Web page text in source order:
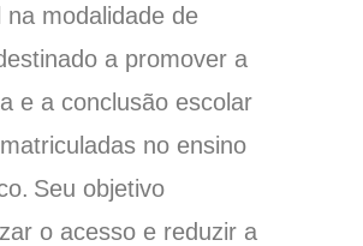
na modalidade de
a promover a
e a conclusão escolar
no ensino
Seu objetivo
o acesso e reduzir a